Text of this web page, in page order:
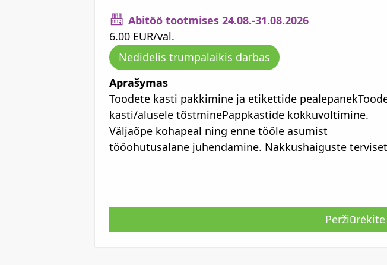
Abitöö tootmises 24.08.-31.08.2026
6.00 EUR/val.
Nedidelis trumpalaikis darbas
Aprašymas
Toodete kasti pakkimine ja etikettide
kasti/alusele tõstminePappkastide kokkuvoltimine.
Väljaõpe kohapeal ning enne tööle asumist
tööohutusalane juhendamine. Nakkushaiguste